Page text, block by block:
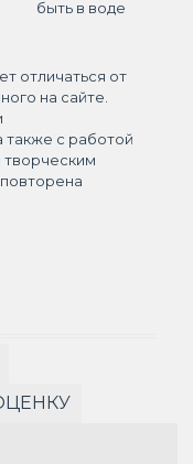
быть в воде
отличаться от
на сайте.
также с работой
творческим